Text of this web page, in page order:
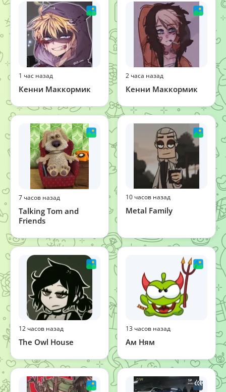
1 час назад
Кенни Маккормик
2 часа назад
Кенни Маккормик
7 часов назад
Talking Tom and
Friends
10 часов назад
Metal Family
12 часов назад
The Owl House
13 часов назад
Ам Ням